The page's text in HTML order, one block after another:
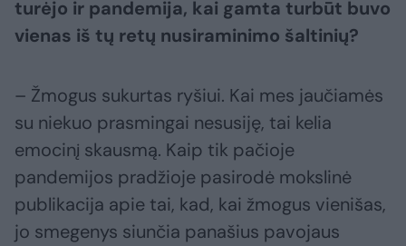
turėjo ir pandemija, kai gamta turbūt buvo
vienas iš tų retų nusiraminimo šaltinių?
– Žmogus sukurtas ryšiui. Kai mes jaučiamės
su niekuo prasmingai nesusiję, tai kelia
emocinį skausmą. Kaip tik pačioje
pandemijos pradžioje pasirodė mokslinė
publikacija apie tai, kad, kai žmogus vienišas,
jo smegenys siunčia panašius pavojaus